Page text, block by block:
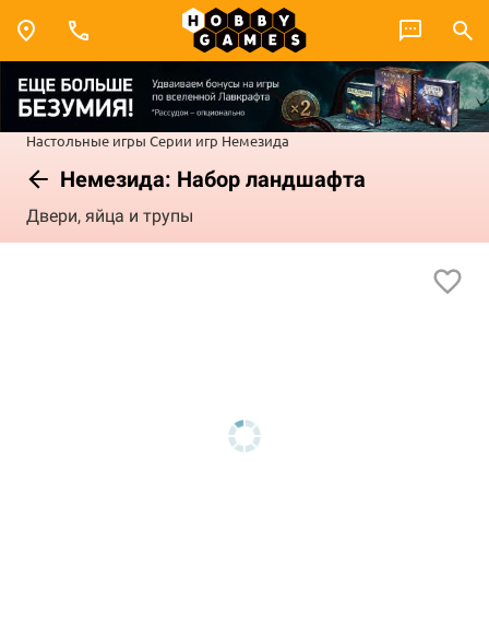
Настольные игры Серии игр Немезида
Немезида: Набор ландшафта
Двери, яйца и трупы